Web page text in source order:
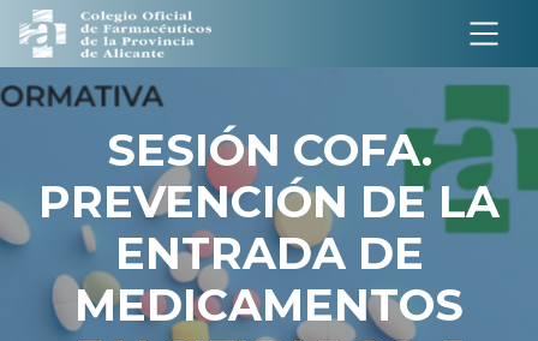
Salto a contenido
SESIÓN COFA.
PREVENCIÓN DE LA
ENTRADA DE
MEDICAMENTOS